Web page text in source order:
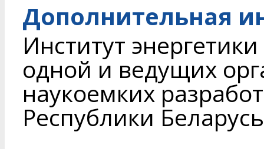
Дополнительная
Институт
одной и ведущих
наукоемких
Республики